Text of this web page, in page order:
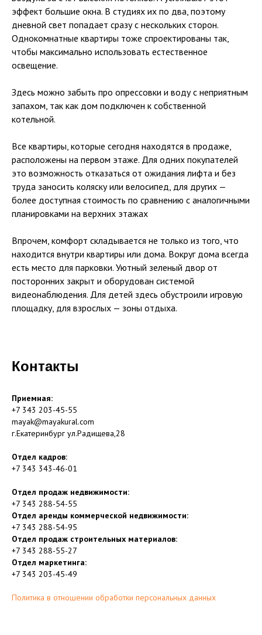
эффект большие окна. В студиях их по два, поэтому
дневной свет попадает сразу с нескольких сторон.
Однокомнатные квартиры тоже спроектированы так,
чтобы максимально использовать естественное
освещение.
Здесь можно забыть про опрессовки и воду с неприятным
запахом, так как дом подключен к собственной
котельной.
Все квартиры, которые сегодня находятся в продаже,
расположены на первом этаже. Для одних покупателей
это возможность отказаться от ожидания лифта и без
труда заносить коляску или велосипед, для других —
более доступная стоимость по сравнению с аналогичными
планировками на верхних этажах
Впрочем, комфорт складывается не только из того, что
находится внутри квартиры или дома. Вокруг дома всегда
есть место для парковки. Уютный зеленый двор от
посторонних закрыт и оборудован системой
видеонаблюдения. Для детей здесь обустроили игровую
площадку, для взрослых — зоны отдыха.
Контакты
Приемная:
+7 343 203-45-55
mayak@mayakural.com
г.Екатеринбург ул.Радищева,28
Отдел кадров:
+7 343 343-46-01
Отдел продаж недвижимости:
+7 343 288-54-55
Отдел аренды коммерческой недвижимости:
+7 343 288-54-95
Отдел продаж строительных материалов:
+7 343 288-55-27
Отдел маркетинга:
+7 343 203-45-49
Политика в отношении обработки персональных данных